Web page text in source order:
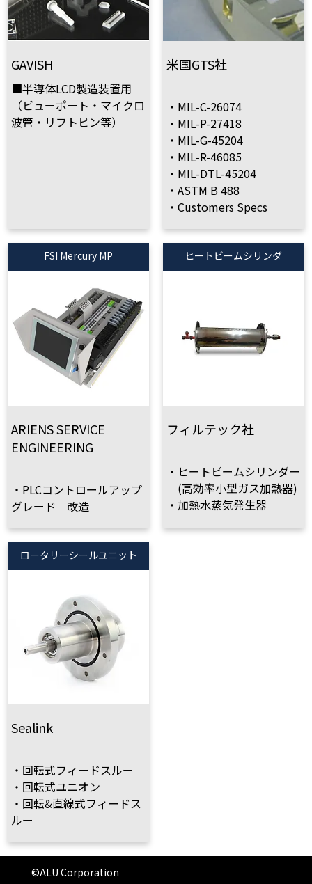
GAVISH
■半導体LCD製造装置用
（ビューポート・マイクロ
波管・リフトピン等）
米国GTS社
・MIL-C-26074
・MIL-P-27418
・MIL-G-45204
・MIL-R-46085
・MIL-DTL-45204
・ASTM B 488
・Customers Specs
FSI Mercury MP
ARIENS SERVICE
ENGINEERING
・PLCコントロールアップ
グレード 改造
ヒートビームシリンダ
フィルテック社
・ヒートビームシリンダー
(高効率小型ガス加熱器)
・加熱水蒸気発生器
ロータリーシールユニット
Sealink
・回転式フィードスルー
・回転式ユニオン
・回転&直線式フィードス
ルー
©ALU Corporation